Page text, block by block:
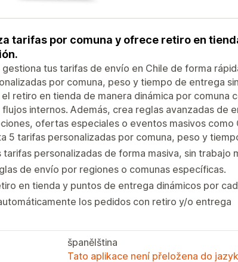
tarifas por comuna y ofrece retiro en
tus tarifas de envío en Chile de forma
por comuna, peso y tiempo de entrega
retiro en tienda de manera dinámica por comuna
internos. Además, crea reglas avanzadas de
ofertas especiales o eventos masivos como
5 tarifas personalizadas por comuna, peso y
tarifas personalizadas de forma masiva, sin trabajo
de envío por regiones o comunas específicas.
en tienda y puntos de entrega dinámicos por
los pedidos con retiro y/o entrega
španělština
Tato aplikace není přeložena do